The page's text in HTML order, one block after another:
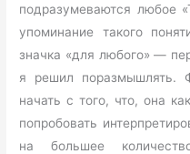
подразумеваются любое
упоминание такого
значка «для любого» —
я решил поразмышлять.
начать с того, что, она
попробовать
на большее